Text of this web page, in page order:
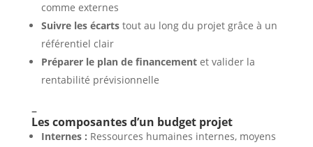
comme externes
Suivre les écartstout au long du projet grâce à un
référentiel clair
Préparer le plan de financementet valider la
rentabilité prévisionnelle
–
Les composantes d’un budget projet
Internes : Ressources humaines internes, moyens